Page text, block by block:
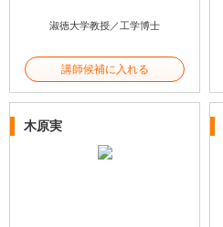
淑徳大学教授／工学博士
講師候補に入れる
木原実